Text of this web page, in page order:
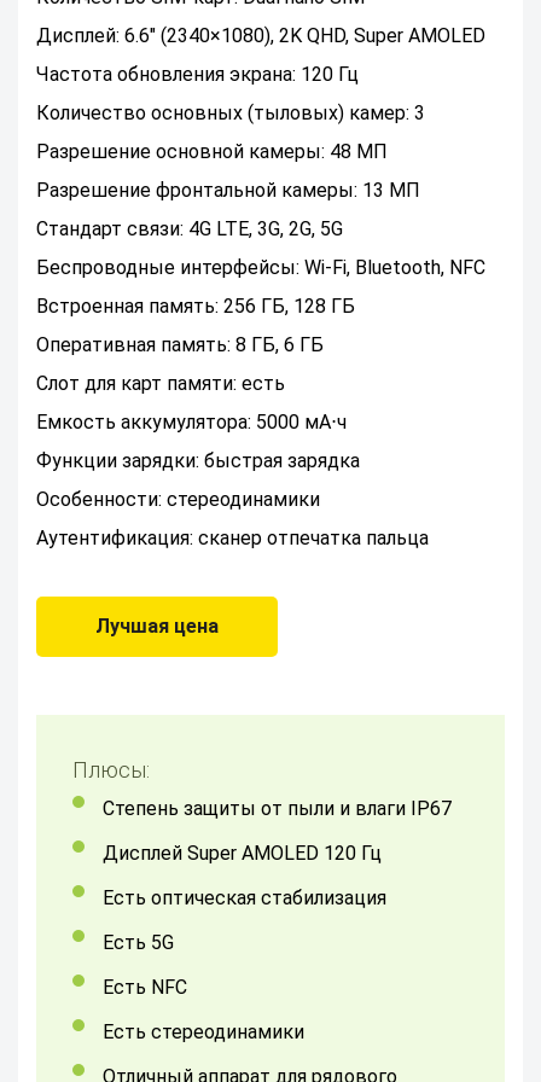
Дисплей: 6.6" (2340×1080), 2K QHD, Super AMOLED
Частота обновления экрана: 120 Гц
Количество основных (тыловых) камер: 3
Разрешение основной камеры: 48 МП
Разрешение фронтальной камеры: 13 МП
Стандарт связи: 4G LTE, 3G, 2G, 5G
Беспроводные интерфейсы: Wi-Fi, Bluetooth, NFC
Встроенная память: 256 ГБ, 128 ГБ
Оперативная память: 8 ГБ, 6 ГБ
Слот для карт памяти: есть
Емкость аккумулятора: 5000 мА⋅ч
Функции зарядки: быстрая зарядка
Особенности: стереодинамики
Аутентификация: сканер отпечатка пальца
Лучшая цена
Плюсы:
Степень защиты от пыли и влаги IP67
Дисплей Super AMOLED 120 Гц
Есть оптическая стабилизация
Есть 5G
Есть NFC
Есть стереодинамики
Отличный аппарат для рядового